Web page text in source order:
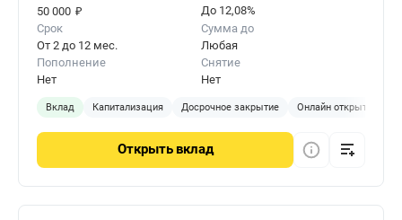
50 000 ₽
До 12,08%
Срок
От 2 до 12 мес.
Сумма до
Любая
Пополнение
Нет
Снятие
Нет
Вклад Капитализация Досрочное закрытие Онлайн открытие
Открыть вклад